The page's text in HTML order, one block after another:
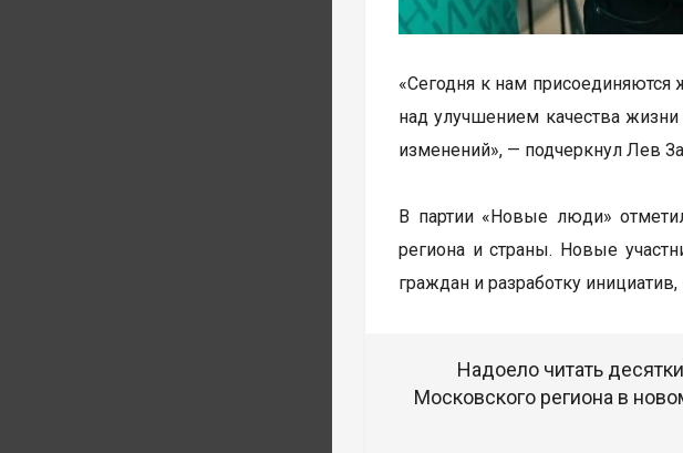
«Сегодня к нам присоединяются
над улучшением качества
изменений», — подчеркнул Лев
В партии «Новые люди»
региона и страны. Новые
граждан и разработку
Надоело читать
Московского региона в